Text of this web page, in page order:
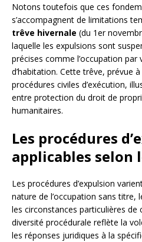
Notons toutefois que ces
s’accompagnent de limitations
trêve hivernale (du 1er
laquelle les expulsions sont
précises comme l’occupation par
d’habitation. Cette trêve, prévue
procédures civiles d’exécution,
entre protection du droit de
humanitaires.
Les procédures
applicables selon
Les procédures d’expulsion
nature de l’occupation sans titre,
les circonstances particulières de
diversité procédurale reflète la
les réponses juridiques à la